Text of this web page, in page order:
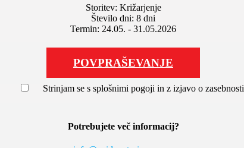
Storitev: Križarjenje
Število dni: 8 dni
Termin: 24.05. - 31.05.2026
POVPRAŠEVANJE
Strinjam se s splošnimi pogoji in z izjavo o zasebnosti
Potrebujete več informacij?